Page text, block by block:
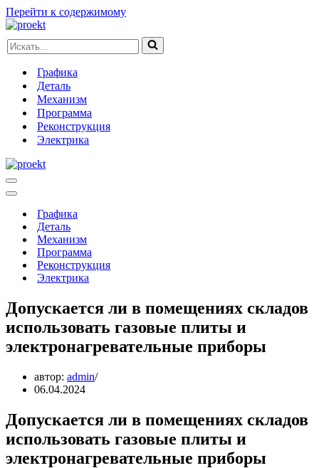
Перейти к содержимому
Искать...
Графика
Деталь
Механизм
Программа
Реконструкция
Электрика
Меню
навигации
Меню
навигацииГрафика
Деталь
Механизм
Программа
Реконструкция
Электрика
Допускается ли в помещениях складов
использовать газовые плиты и
электронагревательные приборы
автор: admin
06.04.2024
Допускается ли в помещениях складов
использовать газовые плиты и
электронагревательные приборы